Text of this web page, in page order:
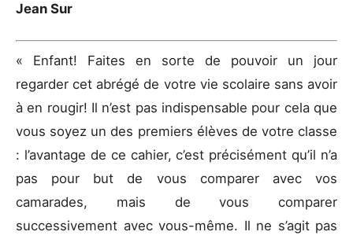
Jean Sur
« Enfant! Faites en sorte de pouvoir un jour
regarder cet abrégé de votre vie scolaire sans avoir
à en rougir! Il n’est pas indispensable pour cela que
vous soyez un des premiers élèves de votre classe
: l’avantage de ce cahier, c’est précisément qu’il n’a
pas pour but de vous comparer avec vos
camarades, mais de vous comparer
successivement avec vous-même. Il ne s’agit pas